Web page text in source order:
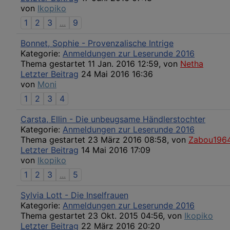
von Ikopiko
1
2 3 ...
9
Bonnet, Sophie - Provenzalische Intrige
Kategorie: Anmeldungen zur Leserunde 2016
Thema gestartet 11 Jan. 2016 12:59, von Netha
Letzter Beitrag 24 Mai 2016 16:36
von Moni
1
2 3
4
Carsta, Ellin - Die unbeugsame Händlerstochter
Kategorie: Anmeldungen zur Leserunde 2016
Thema gestartet 23 März 2016 08:58, von
Letzter Beitrag 14 Mai 2016 17:09
von Ikopiko
1
2 3 ...
5
Sylvia Lott - Die Inselfrauen
Kategorie: Anmeldungen zur Leserunde 2016
Thema gestartet 23 Okt. 2015 04:56, von Ikopiko
Letzter Beitrag 22 März 2016 20:20